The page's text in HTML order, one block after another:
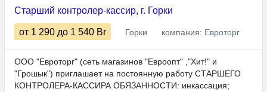
Старший контролер-кассир, г. Горки
от 1 290 до 1 540 Br Горки компания: Евроторг
ООО "Евроторг" (сеть магазинов "Евроопт" ,"Хит!" и
"Грошык") приглашает на постоянную работу СТАРШЕГО
КОНТРОЛЕРА-КАССИРА ОБЯЗАННОСТИ: инкассация;